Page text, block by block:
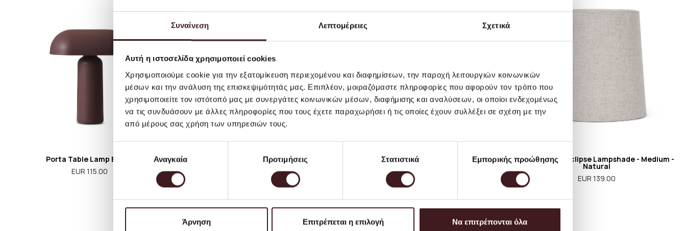
Συναίνεση Λεπτομέρειες Σχετικά
Αυτή η ιστοσελίδα χρησιμοποιεί cookies
Χρησιμοποιούμε cookie για την εξατομίκευση περιεχομένου και διαφημίσεων, την παροχή λειτουργιών κοινωνικών
μέσων και την ανάλυση της επισκεψιμότητάς μας. Επιπλέον, μοιραζόμαστε πληροφορίες που αφορούν τον τρόπο που
χρησιμοποιείτε τον ιστότοπό μας με συνεργάτες κοινωνικών μέσων, διαφήμισης και αναλύσεων, οι οποίοι ενδεχομένως
να τις συνδυάσουν με άλλες πληροφορίες που τους έχετε παραχωρήσει ή τις οποίες έχουν συλλέξει σε σχέση με την
από μέρους σας χρήση των υπηρεσιών τους.
συγκατάθεσηςΑναγκαία Προτιμήσεις Στατιστικά Εμπορικής προώθησης
Άρνηση Επιτρέπεται η επιλογή Να επιτρέπονται όλα
Porta Table Lamp Brown
EUR 115.00
Eclipse Lampshade - Short - Sand
EUR 139.00
Filo Table Lamp - Black/Cashmere
EUR 180.00
Ferm Living - Eclipse Lampshade - Medium -
Natural
EUR 139.00